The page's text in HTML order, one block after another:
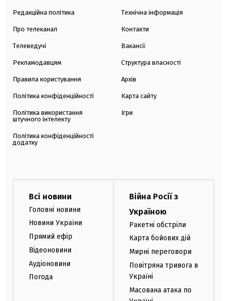
Редакційна політика
Про телеканал
Телеведучі
Рекламодавцям
Правила користування
Політика конфіденційності
Політика використання
штучного інтелекту
Політика конфіденційності
додатку
Технічна інформація
Контакти
Вакансії
Структура власності
Архів
Карта сайту
Ігри
Всі новини
Головні новини
Новини України
Прямий ефір
Відеоновини
Аудіоновини
Погода
Війна Росії з
Україною
Ракетні обстріли
Карта бойових дій
Мирні переговори
Повітряна тривога в
Україні
Масована атака по